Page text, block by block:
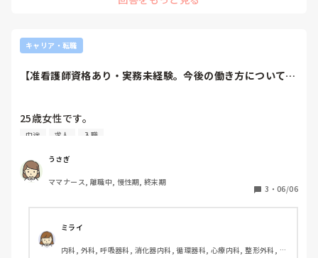
キャリア・転職
【准看護師資格あり・実務未経験。今後の働き方について相
25歳女性です。
護課程へ進学したものの中退し、准看護師として働いた経験
はありません。
子どもがおり、今後は家庭の事情もあって夜勤を続けるのが
難しくなる可能性があります。
中途 求人 入職
うさぎ
ママナース, 離職中, 慢性期, 終末期
3 ・ 06/06
ミライ
内科, 外科, 呼吸器科, 消化器内科, 循環器科, 心療内科, 整形外科, リ